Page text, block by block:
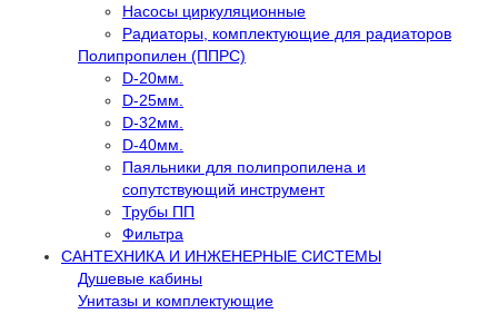
Насосы циркуляционные
Радиаторы, комплектующие для радиаторов
Полипропилен (ППРС)
D-20мм.
D-25мм.
D-32мм.
D-40мм.
Паяльники для полипропилена и
сопутствующий инструмент
Трубы ПП
Фильтра
САНТЕХНИКА И ИНЖЕНЕРНЫЕ СИСТЕМЫ
Душевые кабины
Унитазы и комплектующие